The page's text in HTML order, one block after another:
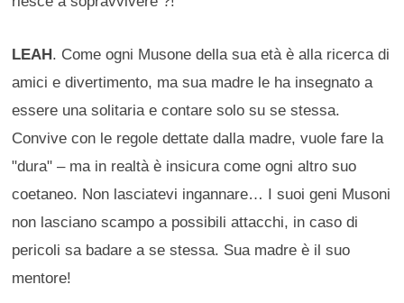
LEAH. Come ogni Musone della sua età è alla ricerca di
amici e divertimento, ma sua madre le ha insegnato a
essere una solitaria e contare solo su se stessa.
Convive con le regole dettate dalla madre, vuole fare la
"dura" – ma in realtà è insicura come ogni altro suo
coetaneo. Non lasciatevi ingannare… I suoi geni Musoni
non lasciano scampo a possibili attacchi, in caso di
pericoli sa badare a se stessa. Sua madre è il suo
mentore!